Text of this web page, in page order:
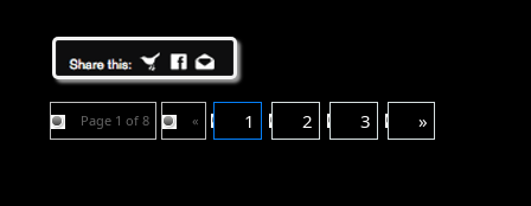
Page 1 of 8 « 1 2 3 »